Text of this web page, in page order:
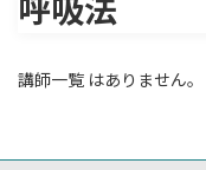
呼吸法
講師一覧 はありません。